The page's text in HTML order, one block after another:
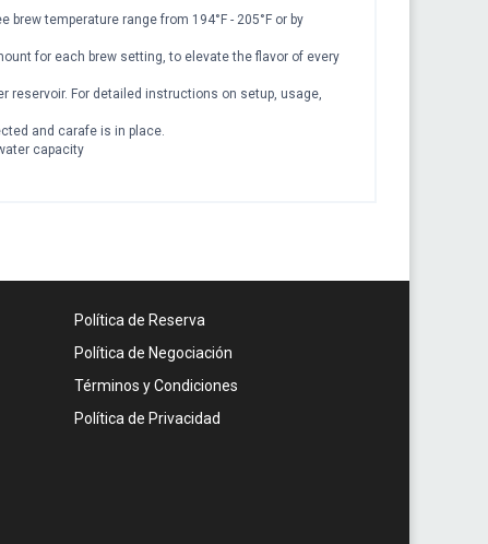
temperature range from 194°F - 205°F or by
for each brew setting, to elevate the flavor of every
reservoir. For detailed instructions on setup, usage,
and carafe is in place.
capacity
Política de Reserva
Política de Negociación
Términos y Condiciones
Política de Privacidad